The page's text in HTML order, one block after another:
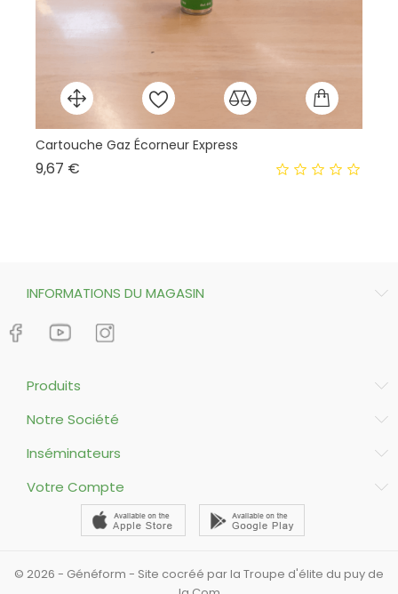
Cartouche Gaz Écorneur Express
9,67 €
INFORMATIONS DU MAGASIN
Produits
Notre Société
Inséminateurs
Votre Compte
© 2026 - Généform - Site cocréé par la Troupe d'élite du puy de